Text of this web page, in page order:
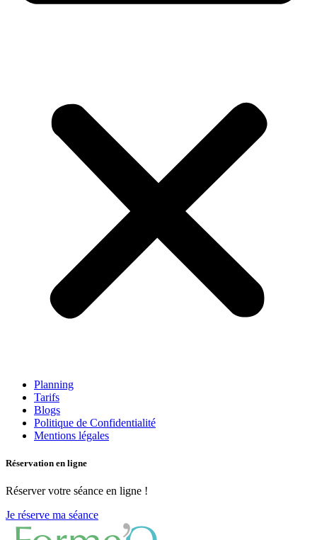
Planning
Tarifs
Blogs
Politique de Confidentialité
Mentions légales
Réservation en ligne
Réserver votre séance en ligne !
Je réserve ma séance